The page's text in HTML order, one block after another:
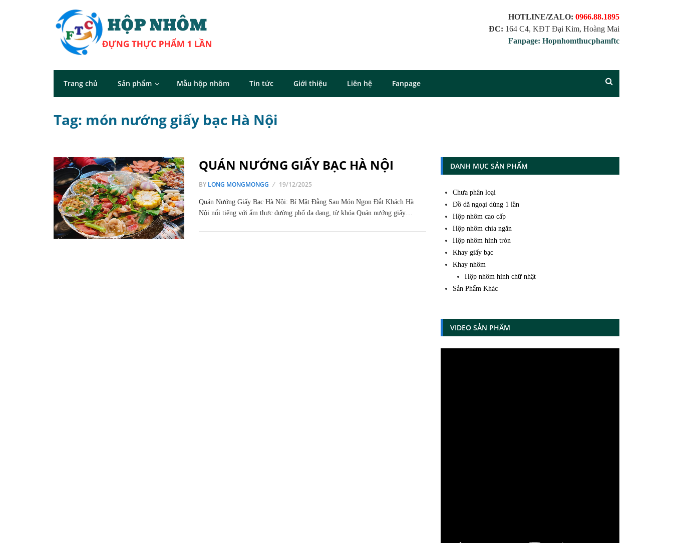
HOTLINE/ZALO: 0966.88.1895
ĐC: 164 C4, KĐT Đại Kim, Hoàng Mai
Fanpage: Hopnhomthucphamftc
Trang chủ Sản phẩm Mẫu hộp nhôm Tin tức Giới thiệu Liên hệ Fanpage
Tag: món nướng giấy bạc Hà Nội
QUÁN NƯỚNG GIẤY BẠC HÀ NỘI
BY LONG MONGMONGG 19/12/2025
Quán Nướng Giấy Bạc Hà Nội: Bí Mật Đằng Sau Món Ngon Đắt Khách Hà
Nội nổi tiếng với ẩm thực đường phố đa dạng, từ khóa Quán nướng giấy…
DANH MỤC SẢN PHẨM
Chưa phân loại
Đồ dã ngoại dùng 1 lần
Hộp nhôm cao cấp
Hộp nhôm chia ngăn
Hộp nhôm hình tròn
Khay giấy bạc
Khay nhôm
Hộp nhôm hình chữ nhật
Sản Phẩm Khác
VIDEO SẢN PHẨM